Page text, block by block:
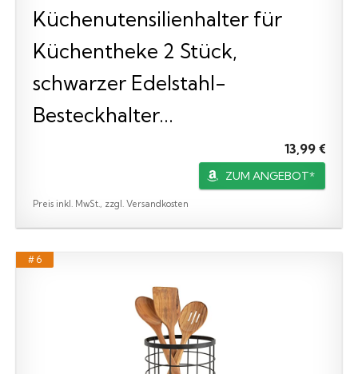
Küchenutensilienhalter für
Küchentheke 2 Stück,
schwarzer Edelstahl-
Besteckhalter...
13,99 €
ZUM ANGEBOT*
Preis inkl. MwSt., zzgl. Versandkosten
# 6